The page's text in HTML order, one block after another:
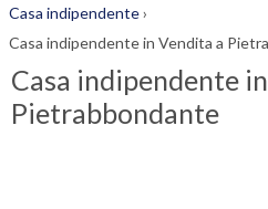
Casa indipendente›
Casa indipendente in Vendita a
Casa indipendente
Pietrabbondante